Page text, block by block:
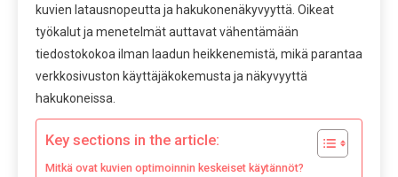
kuvien latausnopeutta ja hakukonenäkyvyyttä. Oikeat
työkalut ja menetelmät auttavat vähentämään
tiedostokokoa ilman laadun heikkenemistä, mikä parantaa
verkkosivuston käyttäjäkokemusta ja näkyvyyttä
hakukoneissa.
Key sections in the article:
Mitkä ovat kuvien optimoinnin keskeiset käytännöt?